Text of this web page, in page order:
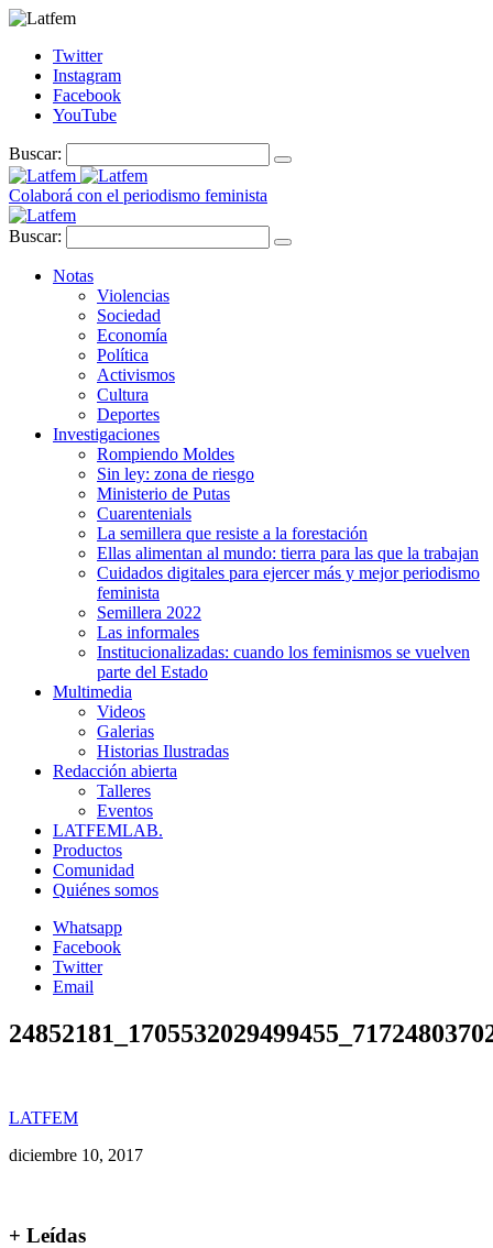
Twitter
Instagram
Facebook
YouTube
Buscar:
Colaborá con el periodismo feminista
Buscar:
Notas
Violencias
Sociedad
Economía
Política
Activismos
Cultura
Deportes
Investigaciones
Rompiendo Moldes
Sin ley: zona de riesgo
Ministerio de Putas
Cuarentenials
La semillera que resiste a la forestación
Ellas alimentan al mundo: tierra para las que la trabajan
Cuidados digitales para ejercer más y mejor periodismo
feminista
Semillera 2022
Las informales
Institucionalizadas: cuando los feminismos se vuelven
parte del Estado
Multimedia
Videos
Galerias
Historias Ilustradas
Redacción abierta
Talleres
Eventos
LATFEMLAB.
Productos
Comunidad
Quiénes somos
Whatsapp
Facebook
Twitter
Email
LATFEM
diciembre 10, 2017
+ Leídas